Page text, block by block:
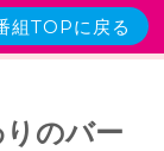
組TOPに戻る
のバー